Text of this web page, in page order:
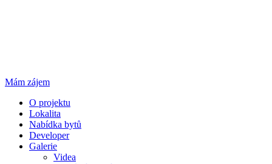
Mám zájem
O projektu
Lokalita
Nabídka bytů
Developer
Galerie
Videa